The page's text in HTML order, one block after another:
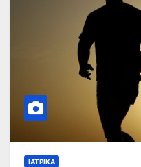
ΙΑΤΡΙΚΆ